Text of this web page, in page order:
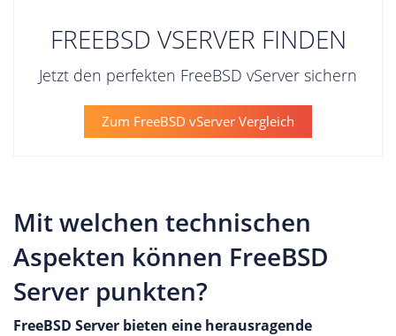
FREEBSD VSERVER FINDEN
Jetzt den perfekten FreeBSD vServer sichern
Zum FreeBSD vServer Vergleich
Mit welchen technischen
Aspekten können FreeBSD
Server punkten?
FreeBSD Server bieten eine herausragende